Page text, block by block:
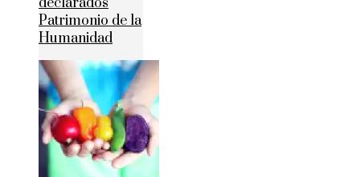
declarados
Patrimonio de la
Humanidad